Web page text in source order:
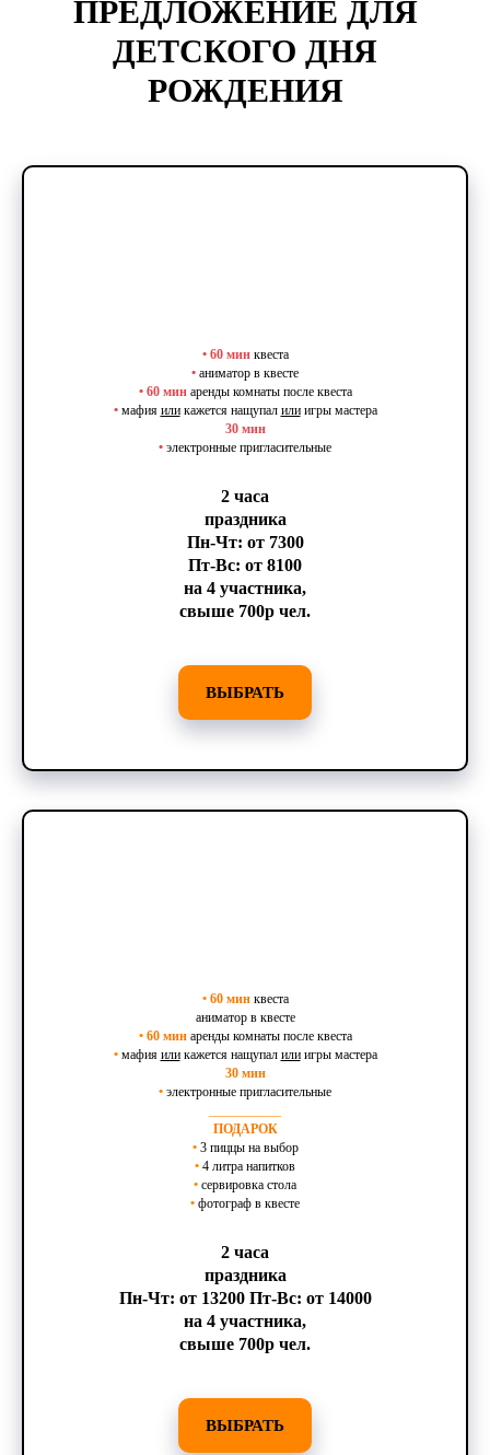
ПРЕДЛОЖЕНИЕ ДЛЯ
ДЕТСКОГО ДНЯ
РОЖДЕНИЯ
• 60 минквеста
• аниматор в квесте
• 60 минаренды комнаты после квеста
• мафия иликажется нащупал илиигры мастера
30 мин
• электронные пригласительные
2 часа
праздника
Пн-Чт: от 7300
Пт-Вс: от 8100
на 4 участника,
свыше 700р чел.
ВЫБРАТЬ
• 60 минквеста
аниматор в квесте
• 60 минаренды комнаты после квеста
• мафия иликажется нащупал илиигры мастера
30 мин
• электронные пригласительные
ПОДАРОК
• 3 пиццы на выбор
• 4 литра напитков
• сервировка стола
• фотограф в квесте
2 часа
праздника
Пн-Чт: от 13200 Пт-Вс: от 14000
на 4 участника,
свыше 700р чел.
ВЫБРАТЬ